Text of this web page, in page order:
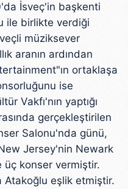
İsveç'in başkenti
ile birlikte verdiği
müziksever
aranın ardından
ortaklaşa
ise
Vakfı'nın yaptığı
gerçekleştirilen
Salonu'nda günü,
Jersey'nin Newark
konser vermiştir.
Atakoğlu eşlik etmiştir.